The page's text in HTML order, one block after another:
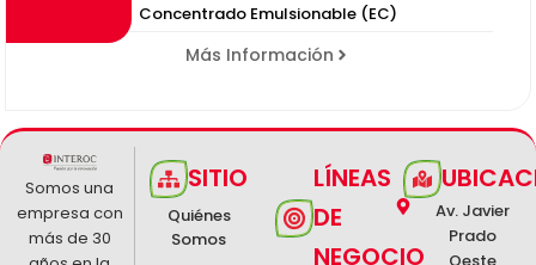
Concentrado Emulsionable (EC)
Más Información
Somos una
empresa con
más de 30
SITIO
Quiénes
Somos
LÍNEAS
DE
NEGOCIO
Av. Javier
Prado